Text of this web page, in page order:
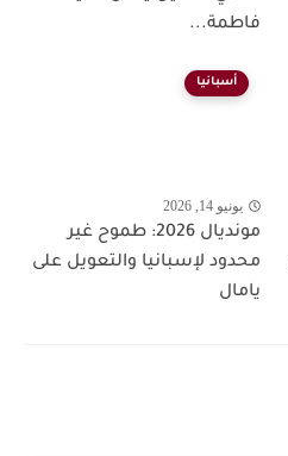
فاطمة...
أسبانيا
يونيو 14, 2026
مونديال 2026: طموح غير
محدود لإسبانيا والتعويل على
يامال